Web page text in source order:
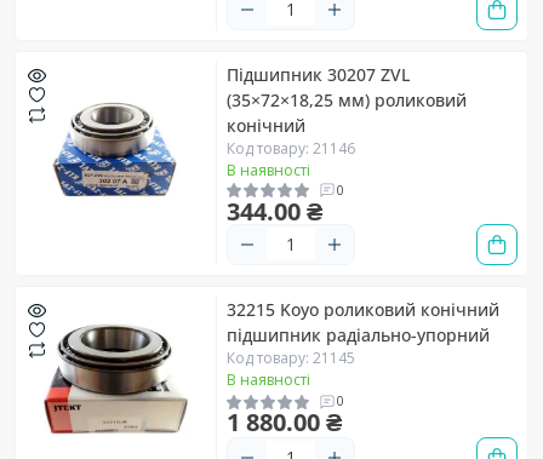
Підшипник 30207 ZVL
(35×72×18,25 мм) роликовий
конічний
Код товару: 21146
В наявності
0
344.00 ₴
32215 Koyo роликовий конічний
підшипник радіально-упорний
Код товару: 21145
В наявності
0
1 880.00 ₴